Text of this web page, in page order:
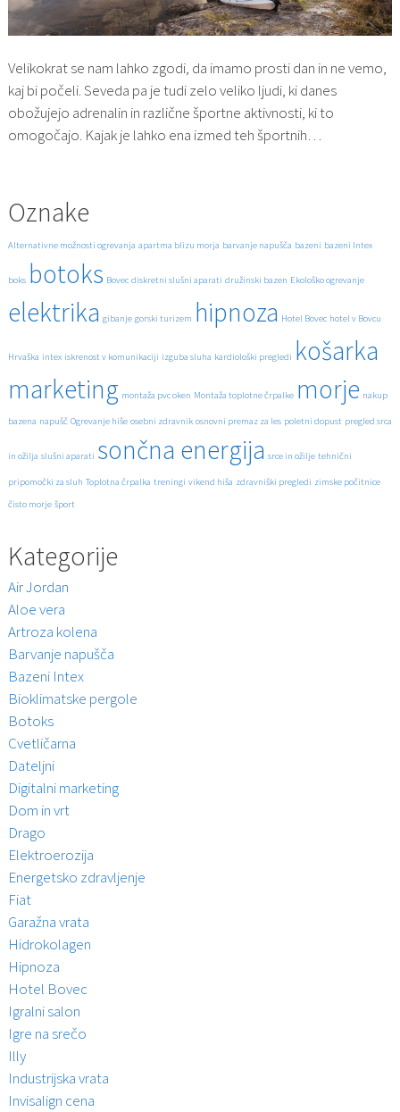
Velikokrat se nam lahko zgodi, da imamo prosti dan in ne vemo,
kaj bi počeli. Seveda pa je tudi zelo veliko ljudi, ki danes
obožujejo adrenalin in različne športne aktivnosti, ki to
omogočajo. Kajak je lahko ena izmed teh športnih…
Oznake
Alternativne možnosti ogrevanja apartma blizu morja barvanje napušča bazeni bazeni Intex
boks botoks Bovec diskretni slušni aparati družinski bazen Ekološko ogrevanje
elektrika gibanje gorski turizem hipnoza Hotel Bovec hotel v Bovcu
Hrvaška intex iskrenost v komunikaciji izguba sluha kardiološki pregledi košarka
marketing montaža pvc oken Montaža toplotne črpalke morje nakup
bazena napušč Ogrevanje hiše osebni zdravnik osnovni premaz za les poletni dopust pregled srca
in ožilja slušni aparati sončna energija srce in ožilje tehnični
pripomočki za sluh Toplotna črpalka treningi vikend hiša zdravniški pregledi zimske počitnice
čisto morje šport
Kategorije
Air Jordan
Aloe vera
Artroza kolena
Barvanje napušča
Bazeni Intex
Bioklimatske pergole
Botoks
Cvetličarna
Dateljni
Digitalni marketing
Dom in vrt
Drago
Elektroerozija
Energetsko zdravljenje
Fiat
Garažna vrata
Hidrokolagen
Hipnoza
Hotel Bovec
Igralni salon
Igre na srečo
Illy
Industrijska vrata
Invisalign cena